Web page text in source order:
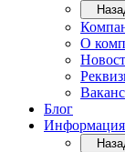
О
Блог
Информация